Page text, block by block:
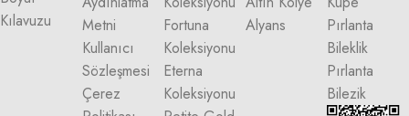
Kılavuzu
Metni
Kullanıcı
Sözleşmesi
Çerez
Fortuna
Koleksiyonu
Eterna
Koleksiyonu
Alyans
Pırlanta
Bileklik
Pırlanta
Bilezik